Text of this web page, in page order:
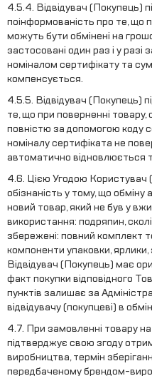
4.5.4. Відвідувач (Покупець)
поінформованість про те, що
можуть бути обмінені на
застосовані один раз і у разі
номіналом сертифікату та
компенсується.
4.5.5. Відвідувач (Покупець)
те, що при поверненні
повністю за допомогою коду
номіналу сертифіката не
автоматично відновлюється
4.6. Цією Угодою Користувач
обізнаність у тому, що обміну
новий товар, який не був у
використання: подряпин,
збережені: повний комплект
компоненти упаковки,
Відвідувач (Покупець) має
факт покупки відповідного
пунктів залишає за
відвідувачу (покупцеві) в
4.7. При замовленні товару
підтверджує свою згоду
виробництва, термін
передбаченому брендом-